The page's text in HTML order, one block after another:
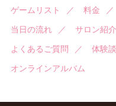
ゲームリスト ／ 料金 ／
当日の流れ ／ サロン紹介
よくあるご質問 ／ 体験談
オンラインアルバム